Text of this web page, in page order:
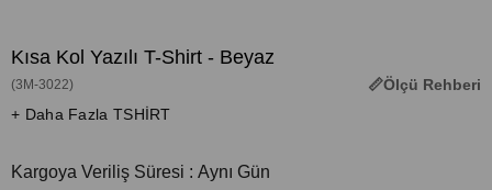
Kısa Kol Yazılı T-Shirt - Beyaz
(3M-3022)
Ölçü Rehberi
+ Daha Fazla TSHİRT
Kargoya Veriliş Süresi : Aynı Gün